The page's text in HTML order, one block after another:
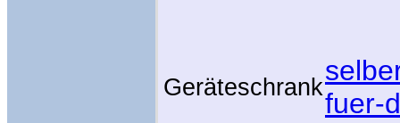
Geräteschrank
fuer-